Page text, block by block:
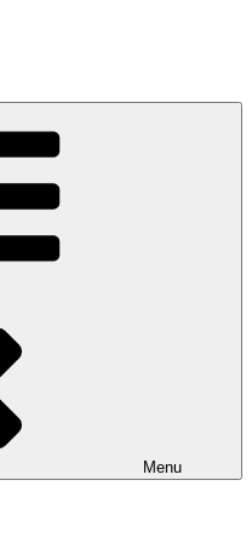
Menu